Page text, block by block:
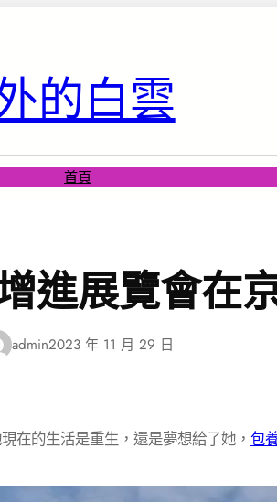
的白雲
首頁
進展覽會在
admin2023 年 11 月 29 日
在的生活是重生，還是夢想給了她， 包